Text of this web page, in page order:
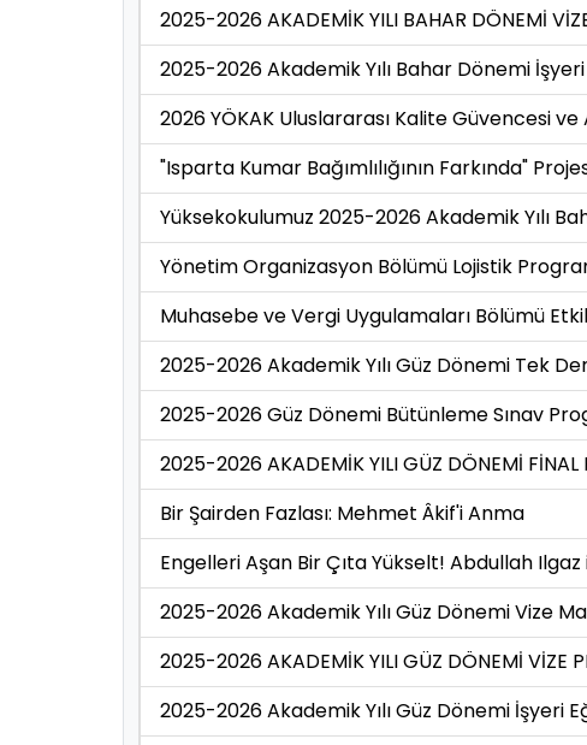
2025-2026 AKADEMİK YILI BAHAR DÖNEMİ
2025-2026 Akademik Yılı Bahar Dönemi
2026 YÖKAK Uluslararası Kalite Güvencesi
"Isparta Kumar Bağımlılığının Farkında"
Yüksekokulumuz 2025-2026 Akademik Yılı
Yönetim Organizasyon Bölümü Lojistik
Muhasebe ve Vergi Uygulamaları Bölümü
2025-2026 Akademik Yılı Güz Dönemi Tek
2025-2026 Güz Dönemi Bütünleme Sınav
2025-2026 AKADEMİK YILI GÜZ DÖNEMİ FİNAL
Bir Şairden Fazlası: Mehmet Âkif'i Anma
Engelleri Aşan Bir Çıta Yükselt! Abdullah
2025-2026 Akademik Yılı Güz Dönemi Vize
2025-2026 AKADEMİK YILI GÜZ DÖNEMİ VİZE
2025-2026 Akademik Yılı Güz Dönemi İşyeri